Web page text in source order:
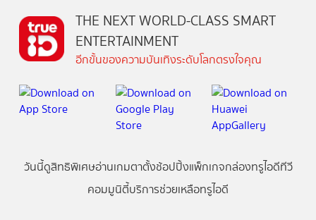
THE NEXT WORLD-CLASS SMART
ENTERTAINMENT
อีกขั้นของความบันเทิงระดับโลกตรงใจคุณ
วันนี้ดูสิทธิพิเศษอ่านเกมตาตั้งช้อปปิ้งแพ็กเกจกล่องทรูไอดีทีวี
คอมมูนิตี้บริการช่วยเหลือทรูไอดี